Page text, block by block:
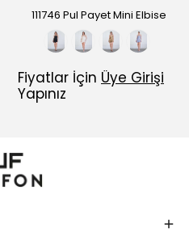
111746 Pul Payet Mini Elbise
Fiyatlar İçin Üye Girişi
Yapınız